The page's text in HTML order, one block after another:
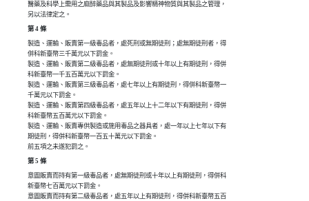
醫藥及科學上需用之麻醉藥品與其製品及影響精神物質與其製品之管理，
另以法律定之。
第 4 條
製造、運輸、販賣第一級毒品者，處死刑或無期徒刑；處無期徒刑者，得
併科新臺幣三千萬元以下罰金。
製造、運輸、販賣第二級毒品者，處無期徒刑或十年以上有期徒刑，得併
科新臺幣一千五百萬元以下罰金。
製造、運輸、販賣第三級毒品者，處七年以上有期徒刑，得併科新臺幣一
千萬元以下罰金。
製造、運輸、販賣第四級毒品者，處五年以上十二年以下有期徒刑，得併
科新臺幣五百萬元以下罰金。
製造、運輸、販賣專供製造或施用毒品之器具者，處一年以上七年以下有
期徒刑，得併科新臺幣一百五十萬元以下罰金。
前五項之未遂犯罰之。
第 5 條
意圖販賣而持有第一級毒品者，處無期徒刑或十年以上有期徒刑，得併科
新臺幣七百萬元以下罰金。
意圖販賣而持有第二級毒品者，處五年以上有期徒刑，得併科新臺幣五百